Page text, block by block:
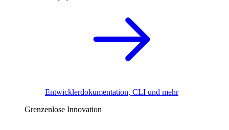
Entwicklerdokumentation, CLI und mehr
Grenzenlose Innovation